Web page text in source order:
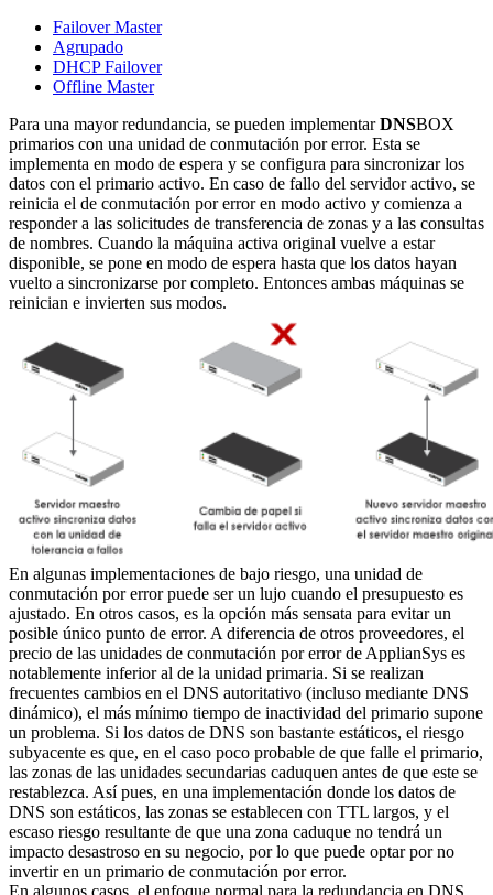
Failover Master
Agrupado
DHCP Failover
Offline Master
Para una mayor redundancia, se pueden implementarDNSBOX
primarios con una unidad de conmutación por error. Esta se
implementa en modo de espera y se configura para sincronizar los
datos con el primario activo. En caso de fallo del servidor activo, se
reinicia el de conmutación por error en modo activo y comienza a
responder a las solicitudes de transferencia de zonas y a las consultas
de nombres. Cuando la máquina activa original vuelve a estar
disponible, se pone en modo de espera hasta que los datos hayan
vuelto a sincronizarse por completo. Entonces ambas máquinas se
reinician e invierten sus modos.
En algunas implementaciones de bajo riesgo, una unidad de
conmutación por error puede ser un lujo cuando el presupuesto es
ajustado. En otros casos, es la opción más sensata para evitar un
posible único punto de error. A diferencia de otros proveedores, el
precio de las unidades de conmutación por error de ApplianSys es
notablemente inferior al de la unidad primaria. Si se realizan
frecuentes cambios en el DNS autoritativo (incluso mediante DNS
dinámico), el más mínimo tiempo de inactividad del primario supone
un problema. Si los datos de DNS son bastante estáticos, el riesgo
subyacente es que, en el caso poco probable de que falle el primario,
las zonas de las unidades secundarias caduquen antes de que este se
restablezca. Así pues, en una implementación donde los datos de
DNS son estáticos, las zonas se establecen con TTL largos, y el
escaso riesgo resultante de que una zona caduque no tendrá un
impacto desastroso en su negocio, por lo que puede optar por no
invertir en un primario de conmutación por error.
En algunos casos, el enfoque normal para la redundancia en DNS,